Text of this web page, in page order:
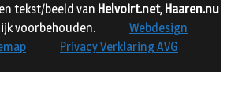
tekst/beeld van Helvoirt.net, Haaren.nu
voorbehouden.
Webdesign
Privacy Verklaring AVG